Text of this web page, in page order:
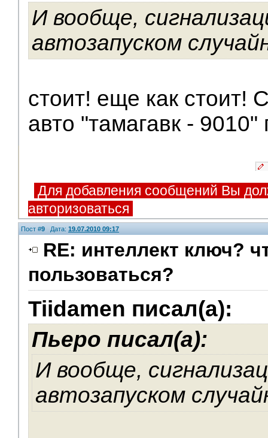
И вообще,
автозапуском
стоит! еще как стоит!
авто "тамагавк - 9010"
Для добавления сообщений Вы
авторизоваться
Пост #9 Дата: 19.07.2010 09:17
RE: интеллект ключ?
пользоваться?
Tiidamen писал(а):
Пьеро писал(а):
И вообще,
автозапуском